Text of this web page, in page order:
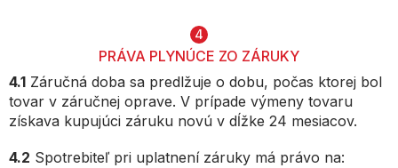
4
PRÁVA PLYNÚCE ZO ZÁRUKY
4.1 Záručná doba sa predlžuje o dobu, počas ktorej bol
tovar v záručnej oprave. V prípade výmeny tovaru
získava kupujúci záruku novú v dĺžke 24 mesiacov.
4.2 Spotrebiteľ pri uplatnení záruky má právo na: